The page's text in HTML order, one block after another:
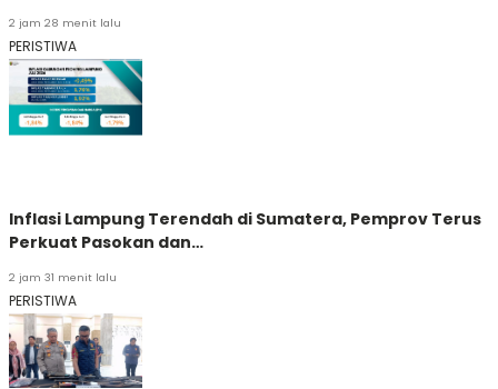
2 jam 28 menit lalu
PERISTIWA
Inflasi Lampung Terendah di Sumatera, Pemprov Terus
Perkuat Pasokan dan…
2 jam 31 menit lalu
PERISTIWA